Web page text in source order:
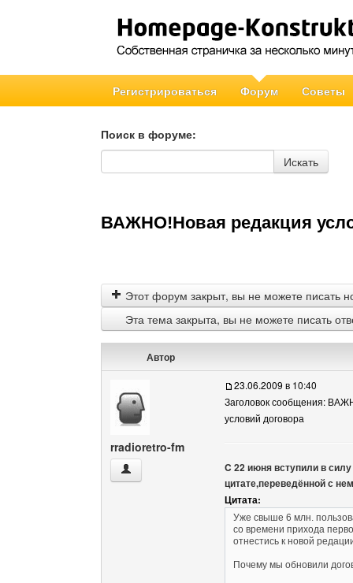
Регистрироваться Форум Советы
Поиск в форуме:
Поиск в форуме
Искать
ВАЖНО!Новая редакция
Этот форум закрыт, вы не можете писать
Эта тема закрыта, вы не можете писать
Автор
rradioretro-fm
rradioretro-fm Посмотреть профиль
23.06.2009 в 10:40
Заголовок сообщения:
условий договора
C 22 июня вступили в
цитате,переведённой с
Цитата:
Уже свыше 6 млн.
со времени прихода
отнестись к новой
Почему мы обновили